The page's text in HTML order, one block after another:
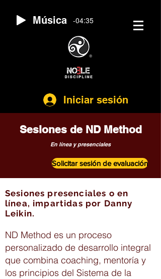
Música -04:35
®️
Iniciar sesión
Sesiones de ND Method
En línea y presenciales
Solicitar sesión de evaluación
Sesiones presenciales o en
línea, impartidas por Danny
Leikin.
ND Method es un proceso
personalizado de desarrollo integral
que combina coaching, mentoría y
los principios del Sistema de la